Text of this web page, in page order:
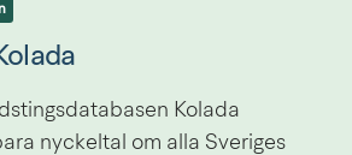
Kolada
nyckeltal om alla Sveriges